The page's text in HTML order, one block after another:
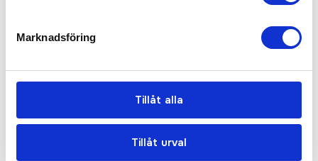
Marknadsföring
Tillåt alla
Tillåt urval